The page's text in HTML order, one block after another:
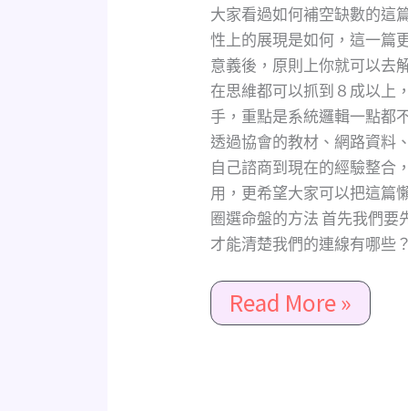
大家看過如何補空缺數的這
性上的展現是如何，這一篇
意義後，原則上你就可以去
在思維都可以抓到８成以上
手，重點是系統邏輯一點都
透過協會的教材、網路資料
自己諮商到現在的經驗整合
用，更希望大家可以把這篇
圈選命盤的方法 首先我們要
才能清楚我們的連線有哪些
盤
的
影
響
非
常
大，
空
缺
數
進
階
Read More »